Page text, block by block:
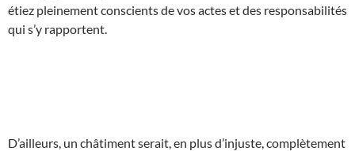
étiez pleinement conscients de vos actes et des responsabilités
qui s’y rapportent.
D’ailleurs, un châtiment serait, en plus d’injuste, complètement